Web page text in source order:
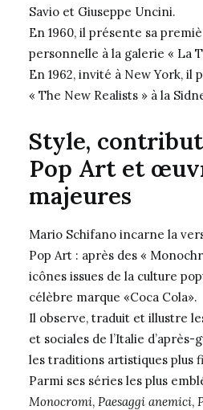
Savio et Giuseppe Uncini.
En 1960, il présente sa
personnelle à la galerie « La
En 1962, invité à New York, il
« The New Realists » à la
Style,
Pop Art et
majeures
Mario Schifano incarne la
Pop Art : après des «
icônes issues de la culture
célèbre marque «Coca Cola».
Il observe, traduit et illustre
et sociales de l’Italie
les traditions artistiques plus
Parmi ses séries les plus
Monocromi, Paesaggi anemici,